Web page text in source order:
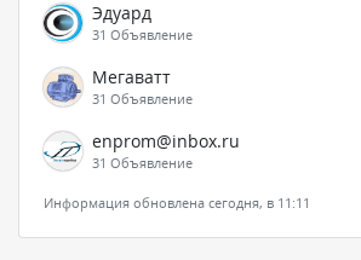
Эдуард
31 Объявление
Мегаватт
31 Объявление
enprom@inbox.ru
31 Объявление
Информация обновлена сегодня, в 11:11